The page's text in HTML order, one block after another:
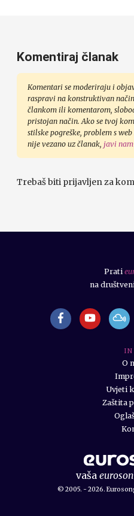
Komentiraj članak
Komentari se moderiraju i
raspravi na konstruktivan
člankom ili komentarom,
pristojan način. Ako se tvoj
stilske pogreške, problem s
nije vezano uz članak, javi nam
Trebaš biti prijavljen za
vaša
© 2005. - 2026.
I N
O
Uvjeti
Zaštita
Prati
na